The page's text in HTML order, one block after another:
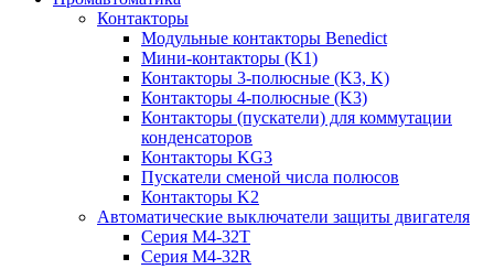
Контакторы
Модульные контакторы Benedict
Мини-контакторы (K1)
Контакторы 3-полюсные (K3, K)
Контакторы 4-полюсные (K3)
Контакторы (пускатели) для коммутации
конденсаторов
Контакторы KG3
Пускатели сменой числа полюсов
Контакторы K2
Автоматические выключатели защиты двигателя
Серия M4-32T
Серия M4-32R